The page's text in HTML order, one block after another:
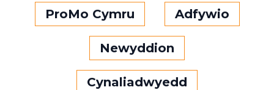
ProMo Cymru Adfywio
Newyddion
Cynaliadwyedd